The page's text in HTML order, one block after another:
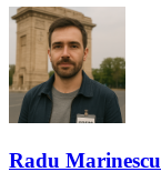
Radu Marinescu